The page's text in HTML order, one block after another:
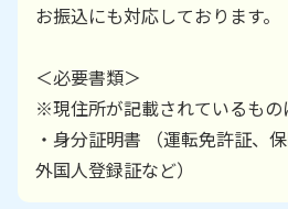
お振込にも対応しております。
＜必要書類＞
※現住所が記載されているもの
・身分証明書 （運転免許証、
外国人登録証など）